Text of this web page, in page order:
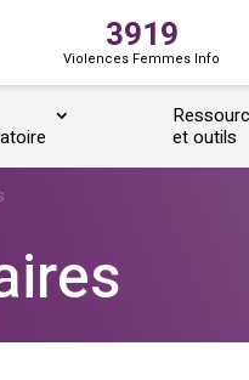
3919
Violences Femmes Info
et outils